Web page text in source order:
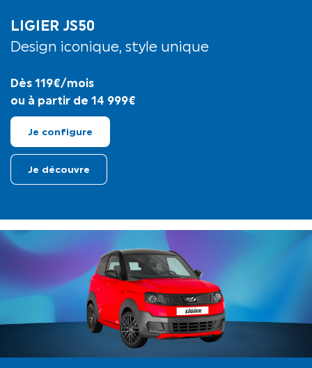
LIGIER JS50
Design iconique, style unique
Dès 119€/mois
ou à partir de 14 999€
Je configure
Je découvre